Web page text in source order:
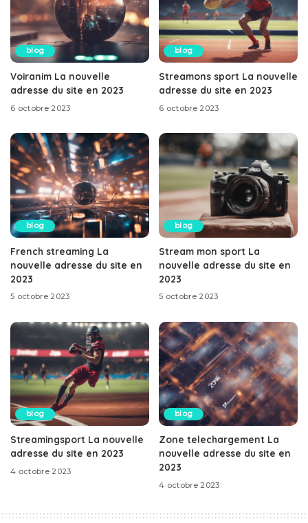
blog
Voiranim La nouvelle
adresse du site en 2023
6 octobre 2023
blog
Streamons sport La nouvelle
adresse du site en 2023
6 octobre 2023
blog
French streaming La
nouvelle adresse du site en
2023
5 octobre 2023
blog
Stream mon sport La
nouvelle adresse du site en
2023
5 octobre 2023
blog
Streamingsport La nouvelle
adresse du site en 2023
4 octobre 2023
blog
Zone telechargement La
nouvelle adresse du site en
2023
4 octobre 2023